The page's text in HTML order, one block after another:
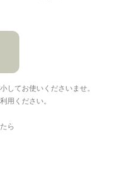
してお使いくださいませ。
用ください。
ら